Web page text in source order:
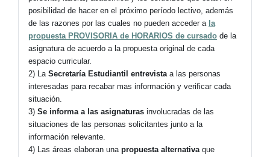
posibilidad de hacer en el próximo período lectivo, además
de las razones por las cuales no pueden acceder a la
propuesta PROVISORIA de HORARIOS de cursado de la
asignatura de acuerdo a la propuesta original de cada
espacio curricular.
2) La Secretaría Estudiantil entrevistaa las personas
interesadas para recabar mas información y verificar cada
situación.
3) Se informa a las asignaturas involucradas de las
situaciones de las personas solicitantes junto a la
información relevante.
4) Las áreas elaboran una propuesta alternativaque